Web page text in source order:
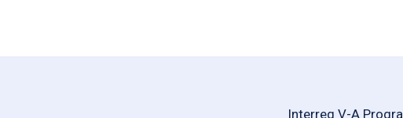
Interreg V-A